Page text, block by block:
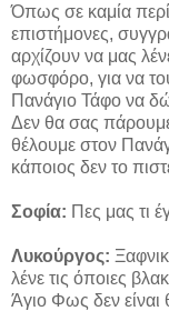
Όπως σε καμία
επιστήμονες,
αρχίζουν να μας
φωσφόρο, για να
Πανάγιο Τάφο να
Δεν θα σας
θέλουμε στον
κάποιος δεν το
Σοφία: Πες μας τι
Λυκούργος:
λένε τις όποιες
Άγιο Φως δεν είναι